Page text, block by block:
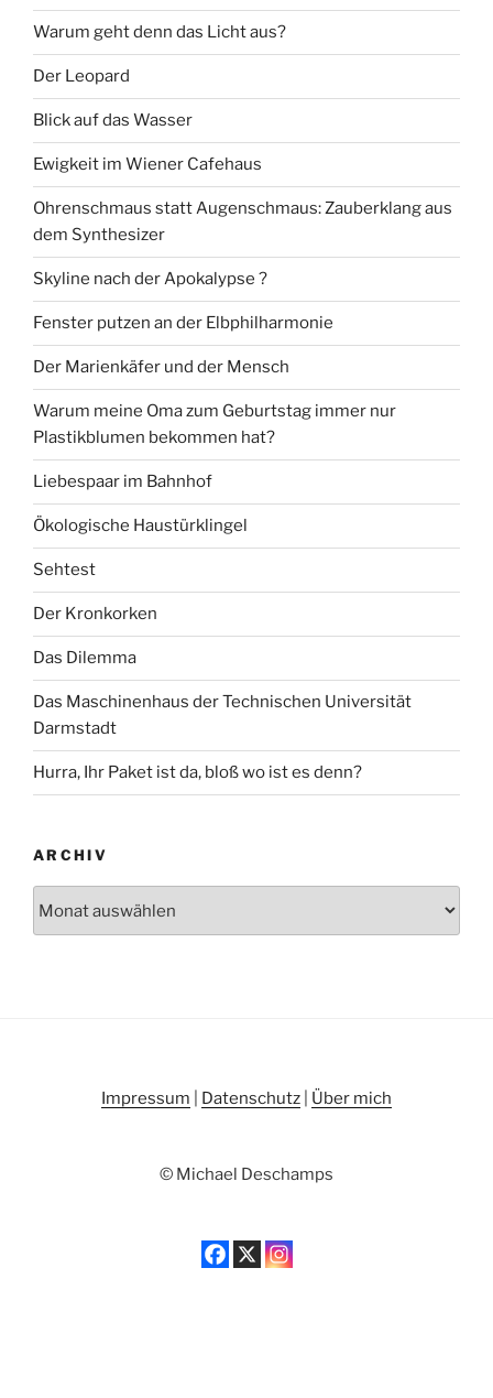
Warum geht denn das Licht aus?
Der Leopard
Blick auf das Wasser
Ewigkeit im Wiener Cafehaus
Ohrenschmaus statt Augenschmaus: Zauberklang aus
dem Synthesizer
Skyline nach der Apokalypse ?
Fenster putzen an der Elbphilharmonie
Der Marienkäfer und der Mensch
Warum meine Oma zum Geburtstag immer nur
Plastikblumen bekommen hat?
Liebespaar im Bahnhof
Ökologische Haustürklingel
Sehtest
Der Kronkorken
Das Dilemma
Das Maschinenhaus der Technischen Universität
Darmstadt
Hurra, Ihr Paket ist da, bloß wo ist es denn?
ARCHIV
Impressum Datenschutz Über mich
© Michael Deschamps